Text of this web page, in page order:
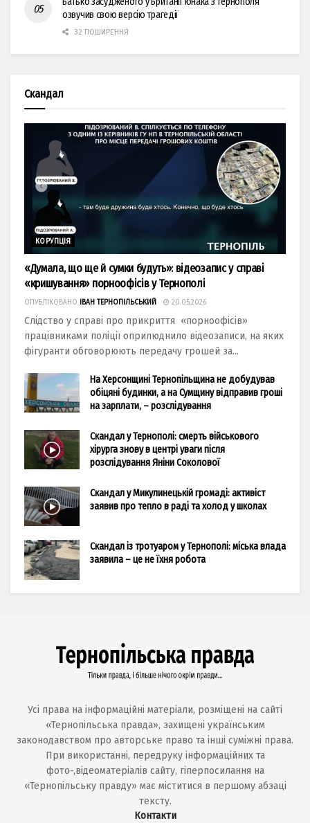
озвучив свою версію трагедії
32 ПОШИРЕННЯ
Скандал
КОРУПЦІЯ
«Думала, що ще й сумки будуть»: відеозапис у справі
«кришування» порноофісів у Тернополі
ОПУБЛІКОВАНО ІВАН ТЕРНОПІЛЬСЬКИЙ 20.05.2026
Слідство у справі про прикриття «порноофісів»
працівниками поліції оприлюднило відеозаписи, на яких
фігуранти обговорюють передачу грошей за...
На Херсонщині Тернопільщина не добудував
обіцяні будинки, а на Сумщину відправив гроші
на зарплати, – розслідування
Скандал у Тернополі: смерть військового
хірурга знову в центрі уваги після
розслідування Яніни Соколової
Скандал у Микулинецькій громаді: активіст
заявив про тепло в раді та холод у школах
Скандал із тротуаром у Тернополі: міська влада
заявила – це не їхня робота
Усі права на інформаційні матеріали, розміщені на сайті
«Тернопільська правда», захищені українським
законодавством про авторське право та інші суміжні права.
При використанні, передруку інформаційних та
фото-,відеоматеріалів сайту, гіперпосилання на
«Тернопільську правду» має міститися в першому абзаці
тексту.
Контакти